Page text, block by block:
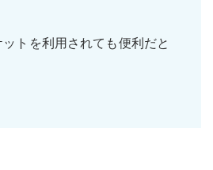
トを利用されても便利だと